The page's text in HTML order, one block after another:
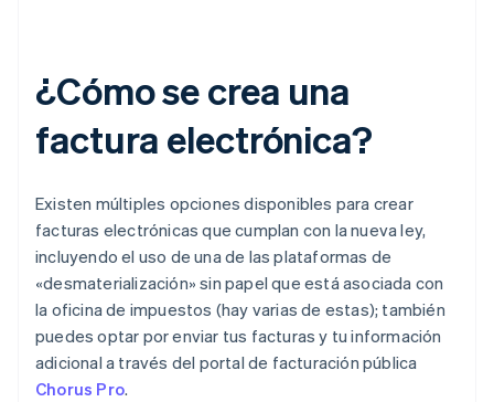
¿Cómo se crea una
factura electrónica?
Existen múltiples opciones disponibles para crear
facturas electrónicas que cumplan con la nueva ley,
incluyendo el uso de una de las plataformas de
«desmaterialización» sin papel que está asociada con
la oficina de impuestos (hay varias de estas); también
puedes optar por enviar tus facturas y tu información
adicional a través del portal de facturación pública
Chorus Pro.